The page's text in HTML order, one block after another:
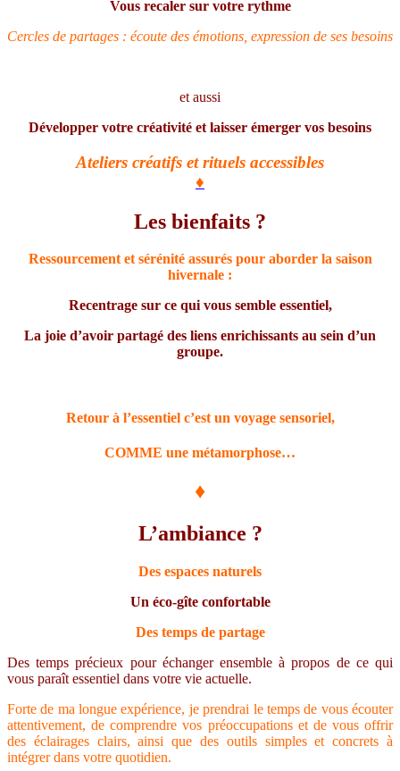
Vous recaler sur votre rythme
Cercles de partages : écoute des émotions, expression de ses besoins
et aussi
Développer votre créativité et laisser émerger vos besoins
Ateliers créatifs et rituels accessibles
♦
Les bienfaits ?
Ressourcement et sérénité assurés pour aborder la saison
hivernale :
Recentrage sur ce qui vous semble essentiel,
La joie d’avoir partagé des liens enrichissants au sein d’un
groupe.
Retour à l’essentiel c’est un voyage sensoriel,
COMME une métamorphose…
♦
L’ambiance ?
Des espaces naturels
Un éco-gîte confortable
Des temps de partage
Des temps précieux pour échanger ensemble à propos de ce qui
vous paraît essentiel dans votre vie actuelle.
Forte de ma longue expérience, je prendrai le temps de vous écouter
attentivement, de comprendre vos préoccupations et de vous offrir
des éclairages clairs, ainsi que des outils simples et concrets à
intégrer dans votre quotidien.